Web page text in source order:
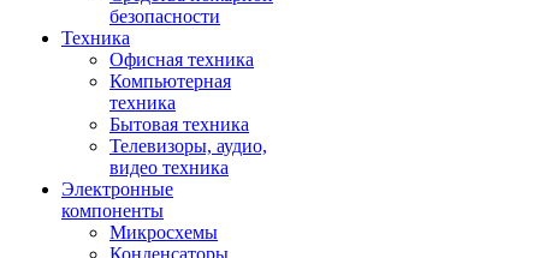
безопасности
Техника
Офисная техника
Компьютерная
техника
Бытовая техника
Телевизоры, аудио,
видео техника
Электронные
компоненты
Микросхемы
Конденсаторы